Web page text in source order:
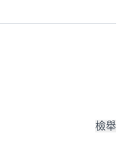
檢舉